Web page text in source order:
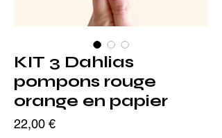
KIT 3 Dahlias
pompons rouge
orange en papier
22,00 €Prix